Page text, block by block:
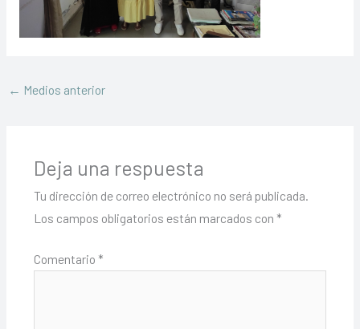
← Medios anterior
Deja una respuesta
Tu dirección de correo electrónico no será publicada.
Los campos obligatorios están marcados con *
Comentario *